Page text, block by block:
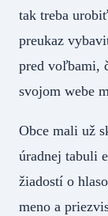
tak treba
preukaz
pred voľbami,
svojom
Obce mali už
úradnej tabuli
žiadostí o
meno a